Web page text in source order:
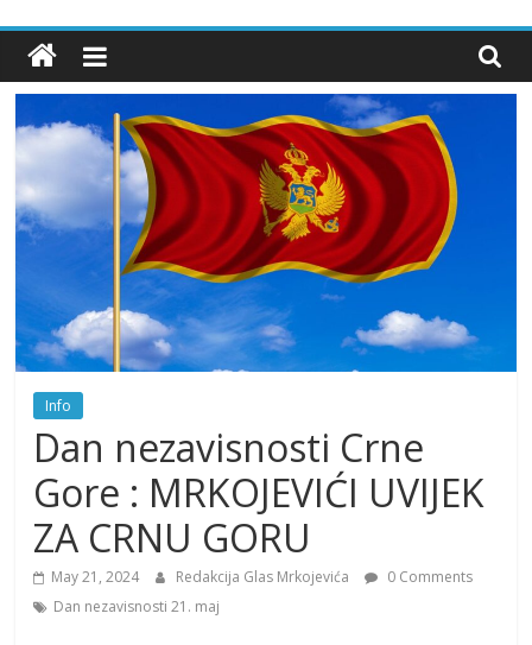
Info
Dan nezavisnosti Crne
Gore : MRKOJEVIĆI UVIJEK
ZA CRNU GORU
May 21, 2024 Redakcija Glas Mrkojevića
0 Comments
Dan nezavisnosti 21. maj